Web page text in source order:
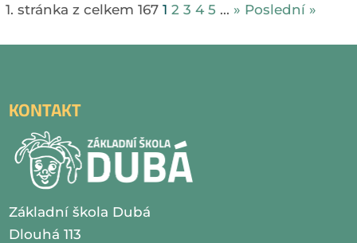
1. stránka z celkem 167 1 2 3 4 5 ... » Poslední »
KONTAKT
Základní škola Dubá
Dlouhá 113